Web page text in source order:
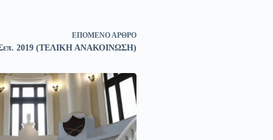
ΕΠΌΜΕΝΟΆΡΘΡΟ
Σεπ. 2019 (ΤΕΛΙΚΗ ΑΝΑΚΟΙΝΩΣΗ)